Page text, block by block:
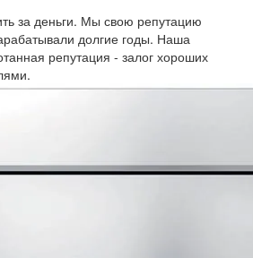
за деньги. Мы свою репутацию
долгие годы. Наша
репутация - залог хороших